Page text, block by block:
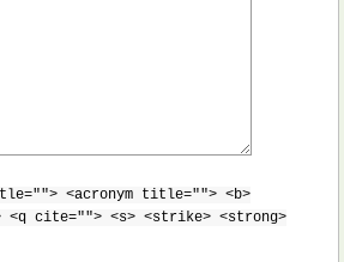
<acronym title=""> <b>
<q cite=""> <s> <strike> <strong>